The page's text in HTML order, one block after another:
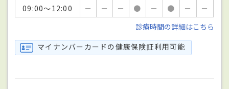
09:00～12:00 － － － ● － ● －
－
診療時間の詳細はこちら
マイナンバーカードの健康保険証利用可能